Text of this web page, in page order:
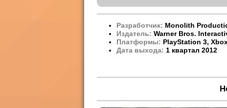
Разработчик: Monolith
Издатель: Warner Bros.
Платформы: PlayStation 3,
Дата выхода: 1 квартал 2012